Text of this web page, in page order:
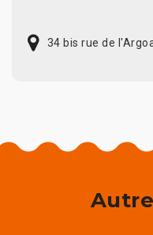
34 bis rue de